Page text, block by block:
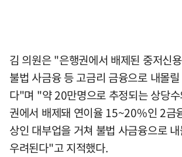
김 의원은 "은행권에서 배제된 중저신
불법 사금융 등 고금리 금융으로 내몰
다"며 "약 20만명으로 추정되는 상당
권에서 배제돼 연이율 15~20%인 2금
상인 대부업을 거쳐 불법 사금융으로
우려된다"고 지적했다.